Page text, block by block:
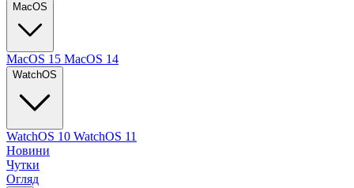
MacOS
MacOS 15 MacOS 14
WatchOS
WatchOS 10 WatchOS 11
Новини
Чутки
Огляд